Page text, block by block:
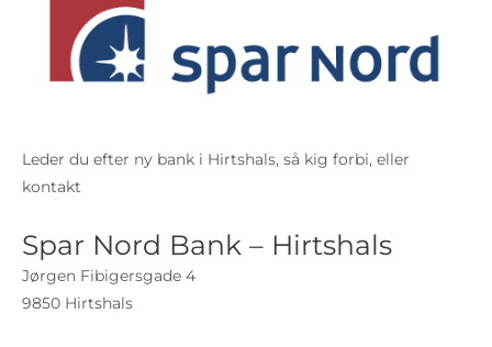
Leder du efter ny bank i Hirtshals, så kig forbi, eller
kontakt
Spar Nord Bank – Hirtshals
Jørgen Fibigersgade 4
9850 Hirtshals